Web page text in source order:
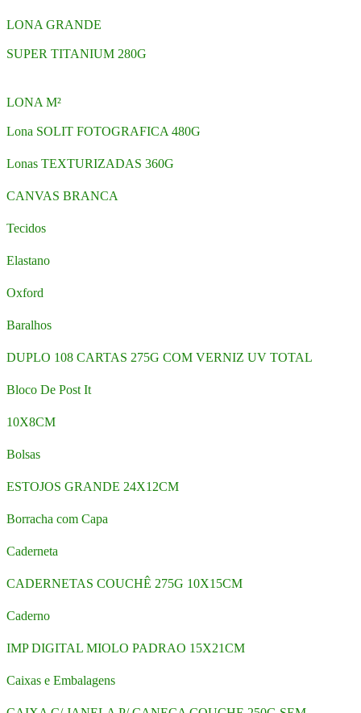
LONA GRANDE
SUPER TITANIUM 280G
LONA M²
Lona SOLIT FOTOGRAFICA 480G
Lonas TEXTURIZADAS 360G
CANVAS BRANCA
Tecidos
Elastano
Oxford
Baralhos
DUPLO 108 CARTAS 275G COM VERNIZ UV TOTAL
Bloco De Post It
10X8CM
Bolsas
ESTOJOS GRANDE 24X12CM
Borracha com Capa
Caderneta
CADERNETAS COUCHÊ 275G 10X15CM
Caderno
IMP DIGITAL MIOLO PADRAO 15X21CM
Caixas e Embalagens